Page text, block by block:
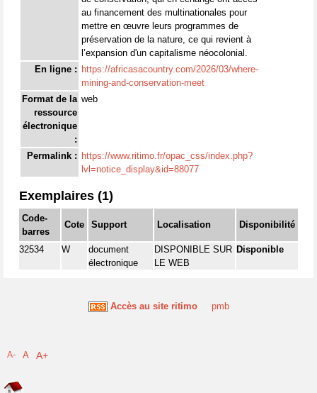
au financement des multinationales pour
mettre en œuvre leurs programmes de
préservation de la nature, ce qui revient à
l’expansion d'un capitalisme néocolonial.
En ligne : https://africasacountry.com/2026/03/where-
mining-and-conservation-meet
Format de la
ressource
électronique
:
web
Permalink : https://www.ritimo.fr/opac_css/index.php?
lvl=notice_display&id=88077
Exemplaires (1)
Code-
barres
Cote Support Localisation Disponibilité
32534 W
document
électronique
DISPONIBLE SUR
LE WEB
Disponible
Accès au site ritimo pmb
A- A A+